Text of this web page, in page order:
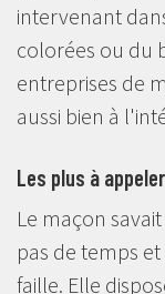
intervenant
colorées ou du
entreprises de
aussi bien à
Les plus à
Le maçon
pas de temps
faille. Elle